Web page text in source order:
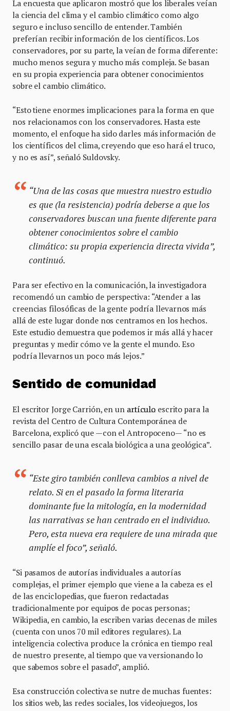
La encuesta que aplicaron mostró que los liberales veían
la ciencia del clima y el cambio climático como algo
seguro e incluso sencillo de entender. También
preferían recibir información de los científicos. Los
conservadores, por su parte, la veían de forma diferente:
mucho menos segura y mucho más compleja. Se basan
en su propia experiencia para obtener conocimientos
sobre el cambio climático.
“Esto tiene enormes implicaciones para la forma en que
nos relacionamos con los conservadores. Hasta este
momento, el enfoque ha sido darles más información de
los científicos del clima, creyendo que eso hará el truco,
y no es así”, señaló Suldovsky.
“Una de las cosas que muestra nuestro estudio
es que (la resistencia) podría deberse a que los
conservadores buscan una fuente diferente para
obtener conocimientos sobre el cambio
climático: su propia experiencia directa vivida”,
continuó.
Para ser efectivo en la comunicación, la investigadora
recomendó un cambio de perspectiva: “Atender a las
creencias filosóficas de la gente podría llevarnos más
allá de este lugar donde nos centramos en los hechos.
Este estudio demuestra que podemos ir más allá y hacer
preguntas y medir cómo ve la gente el mundo. Eso
podría llevarnos un poco más lejos.”
Sentido de comunidad
El escritor Jorge Carrión, en un artículo escrito para la
revista del Centro de Cultura Contemporánea de
Barcelona, explicó que —con el Antropoceno— “no es
sencillo pasar de una escala biológica a una geológica”.
“Este giro también conlleva cambios a nivel de
relato. Si en el pasado la forma literaria
dominante fue la mitología, en la modernidad
las narrativas se han centrado en el individuo.
Pero, esta nueva era requiere de una mirada que
amplíe el foco”, señaló.
“Si pasamos de autorías individuales a autorías
complejas, el primer ejemplo que viene a la cabeza es el
de las enciclopedias, que fueron redactadas
tradicionalmente por equipos de pocas personas;
Wikipedia, en cambio, la escriben varias decenas de miles
(cuenta con unos 70 mil editores regulares). La
inteligencia colectiva produce la crónica en tiempo real
de nuestro presente, al tiempo que va versionando lo
que sabemos sobre el pasado”, amplió.
Esa construcción colectiva se nutre de muchas fuentes:
los sitios web, las redes sociales, los videojuegos, los